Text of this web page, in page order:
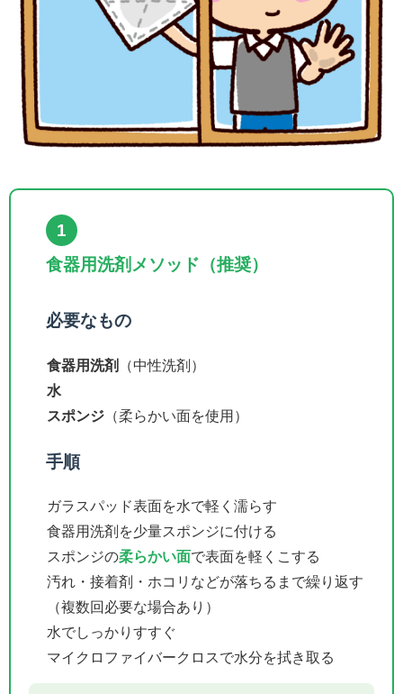
1
食器用洗剤メソッド（推奨）
必要なもの
食器用洗剤
（中性洗剤）
水
スポンジ （柔らかい面を使用）
手順
ガラスパッド表面を水で軽く濡らす
食器用洗剤を少量スポンジに付ける
スポンジの柔らかい面で表面を軽くこする
汚れ・接着剤・ホコリなどが落ちるまで繰り返す
（複数回必要な場合あり）
水でしっかりすすぐ
マイクロファイバークロスで水分を拭き取る